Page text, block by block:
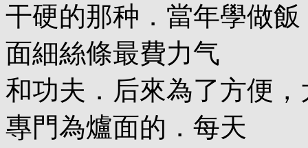
干硬的那种．當年學做
面細絲條最費力气
和功夫．后來為了方便
專門為爐面的．每天